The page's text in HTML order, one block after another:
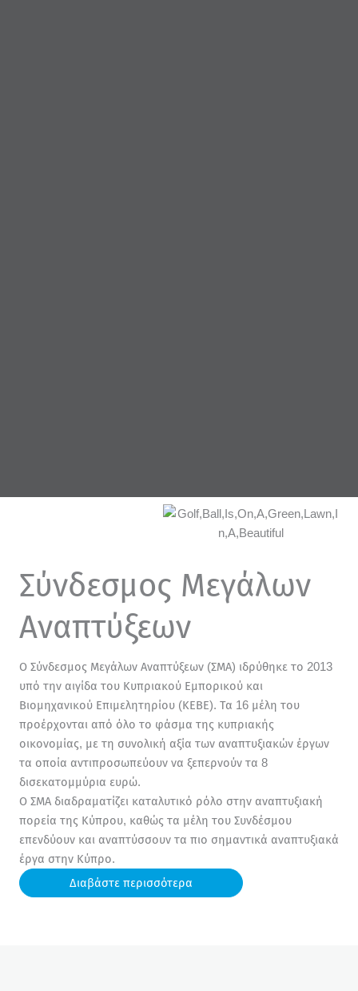
Σύνδεσμος Μεγάλων
Αναπτύξεων
Ο Σύνδεσμος Μεγάλων Αναπτύξεων (ΣΜΑ) ιδρύθηκε το 2013
υπό την αιγίδα του Κυπριακού Εμπορικού και
Βιομηχανικού Επιμελητηρίου (ΚΕΒΕ). Τα 16 μέλη του
προέρχονται από όλο το φάσμα της κυπριακής
οικονομίας, με τη συνολική αξία των αναπτυξιακών έργων
τα οποία αντιπροσωπεύουν να ξεπερνούν τα 8
δισεκατομμύρια ευρώ.
Ο ΣΜΑ διαδραματίζει καταλυτικό ρόλο στην αναπτυξιακή
πορεία της Κύπρου, καθώς τα μέλη του Συνδέσμου
επενδύουν και αναπτύσσουν τα πιο σημαντικά αναπτυξιακά
έργα στην Κύπρο.
Διαβάστε περισσότερα